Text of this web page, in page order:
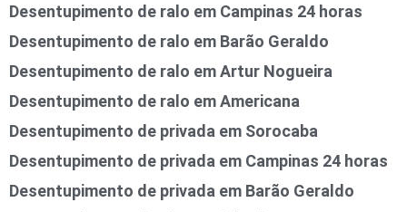
Desentupimento de ralo em Campinas 24 horas
Desentupimento de ralo em Barão Geraldo
Desentupimento de ralo em Artur Nogueira
Desentupimento de ralo em Americana
Desentupimento de privada em Sorocaba
Desentupimento de privada em Campinas 24 horas
Desentupimento de privada em Barão Geraldo